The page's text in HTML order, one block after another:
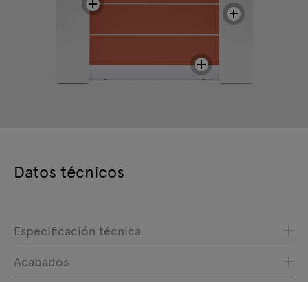
Datos técnicos
Especificación técnica
Acabados